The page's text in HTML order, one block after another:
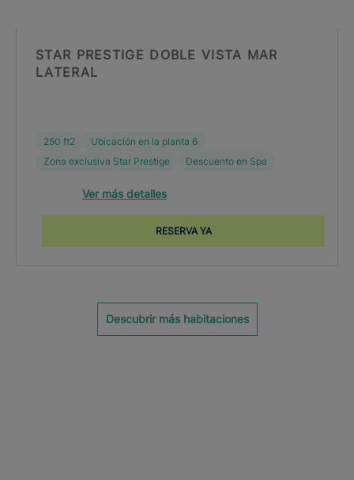
STAR PRESTIGE DOBLE VISTA MAR
LATERAL
250 ft2
Ubicación en la planta 6
Zona exclusiva Star Prestige
Descuento en Spa
Ver más detalles
RESERVA YA
Descubrir más habitaciones